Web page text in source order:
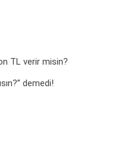
TL verir misin?
demedi!